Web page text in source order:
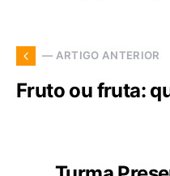
— ARTIGO ANTERIOR
Fruto ou fruta: